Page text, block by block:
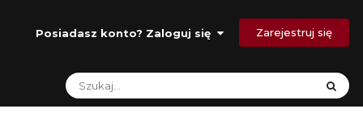
Posiadasz konto? Zaloguj się Zarejestruj się